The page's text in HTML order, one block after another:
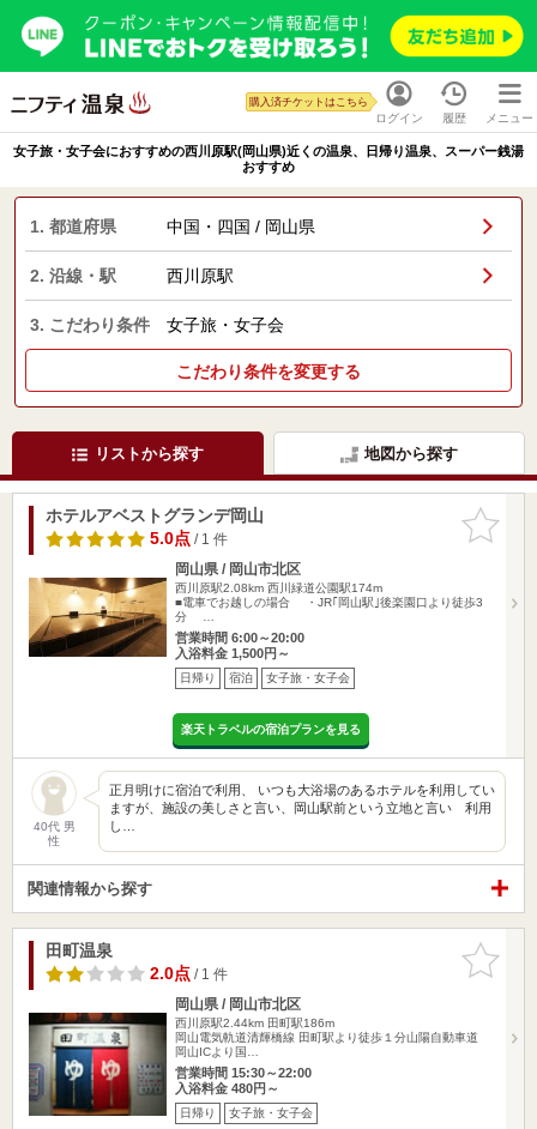
ログイン
購入済チケットはこちら
履歴 メニュー
女子旅・女子会におすすめの西川原駅(岡山県)近くの温泉、日帰り温泉、スーパー銭湯
おすすめ
1. 都道府県 中国・四国 / 岡山県
2. 沿線・駅 西川原駅
3. こだわり条件 女子旅・女子会
こだわり条件を変更する
リストから探す 地図から探す
お気に入
りに追加
ホテルアベストグランデ岡山
5.0点/ 1 件
岡山県 / 岡山市北区
西川原駅2.08km 西川緑道公園駅174m
■電車でお越しの場合 ・JR｢岡山駅｣後楽園口より徒歩3
分 …
営業時間 6:00～20:00
入浴料金 1,500円～
日帰り 宿泊 女子旅・女子会
楽天トラベルの宿泊プランを見る
40代 男
性
正月明けに宿泊で利用、 いつも大浴場のあるホテルを利用してい
ますが、施設の美しさと言い、岡山駅前という立地と言い 利用
し…
関連情報から探す
お気に入
りに追加
田町温泉
2.0点/ 1 件
岡山県 / 岡山市北区
西川原駅2.44km 田町駅186m
岡山電気軌道清輝橋線 田町駅より徒歩１分山陽自動車道
岡山ICより国…
営業時間 15:30～22:00
入浴料金 480円～
日帰り 女子旅・女子会